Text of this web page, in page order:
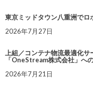
東京ミッドタウン八重洲で
2026年7月27日
上組／コンテナ物流最適化
「OneStream株式会社」へ
2026年7月21日